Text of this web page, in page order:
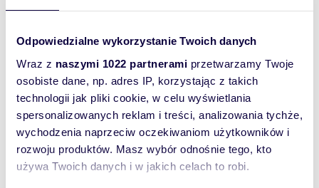
Odpowiedzialne wykorzystanie Twoich danych
Wraz z naszymi 1022 partnerami przetwarzamy Twoje
osobiste dane, np. adres IP, korzystając z takich
technologii jak pliki cookie, w celu wyświetlania
spersonalizowanych reklam i treści, analizowania tychże,
wychodzenia naprzeciw oczekiwaniom użytkowników i
rozwoju produktów. Masz wybór odnośnie tego, kto
używa Twoich danych i w jakich celach to robi.
rekreacji
Istnieje możliwość pomocy w organizacji
indywidualnych wytycznych nowego
właściciela.
POŚREDNIKOM NIERUCHOMOŚCI dziękuję – nie